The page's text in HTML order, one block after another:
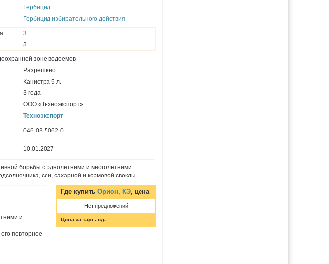
Гербицид
Гербицид избирательного действия
3
3
зоне водоемов
Разрешено
Канистра 5 л.
3 года
ООО «Техноэкспорт»
Техноэкспорт
046-03-5062-0
10.01.2027
борьбы с однолетними и многолетними
сои, сахарной и кормовой свеклы.
Где купить Орион, КЭ, цена
Нет предложений
Цена за тарн. ед.
и
повторное